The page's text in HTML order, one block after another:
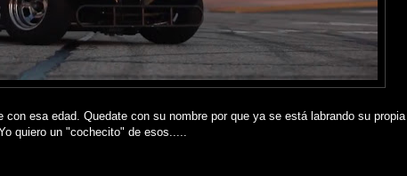
esa edad. Quedate con su nombre por que ya se está labrando su propia
quiero un "cochecito" de esos.....